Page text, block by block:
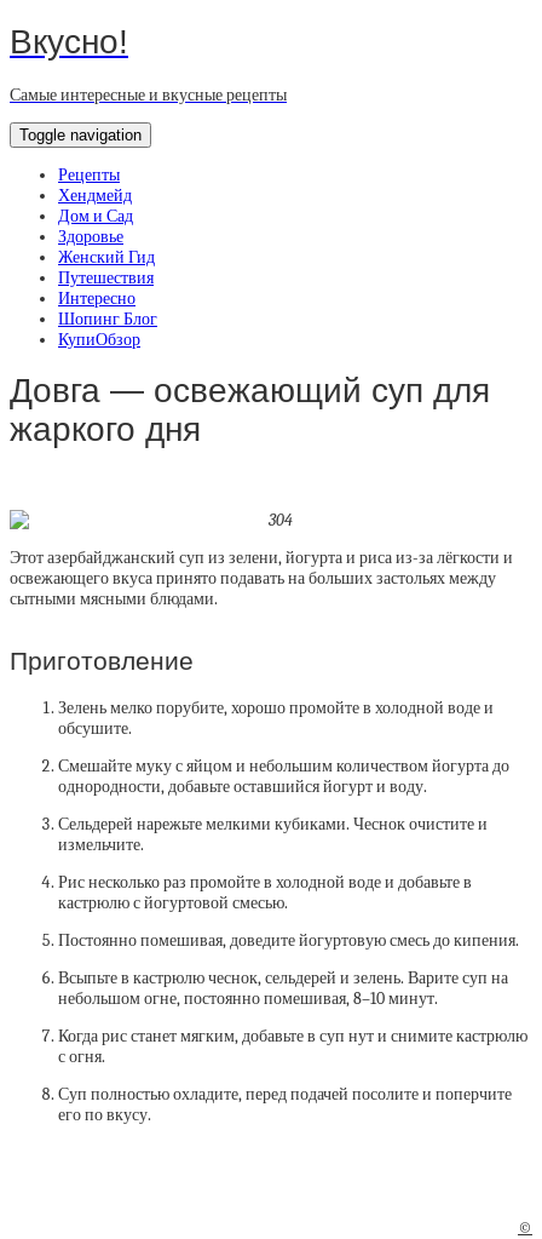
Вкусно!
Самые интересные и вкусные рецепты
Toggle navigation
Рецепты
Хендмейд
Дом и Сад
Здоровье
Женский Гид
Путешествия
Интересно
Шопинг Блог
КупиОбзор
Довга — освежающий суп для
жаркого дня
Этот азербайджанский суп из зелени, йогурта и риса из-за лёгкости и
освежающего вкуса принято подавать на больших застольях между
сытными мясными блюдами.
Приготовление
Зелень мелко порубите, хорошо промойте в холодной воде и
обсушите.
Смешайте муку с яйцом и небольшим количеством йогурта до
однородности, добавьте оставшийся йогурт и воду.
Сельдерей нарежьте мелкими кубиками. Чеснок очистите и
измельчите.
Рис несколько раз промойте в холодной воде и добавьте в
кастрюлю с йогуртовой смесью.
Постоянно помешивая, доведите йогуртовую смесь до кипения.
Всыпьте в кастрюлю чеснок, сельдерей и зелень. Варите суп на
небольшом огне, постоянно помешивая, 8–10 минут.
Когда рис станет мягким, добавьте в суп нут и снимите кастрюлю
с огня.
Суп полностью охладите, перед подачей посолите и поперчите
его по вкусу.
©